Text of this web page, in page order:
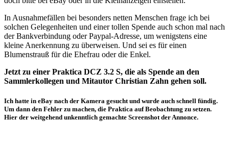
In Ausnahmefällen bei besonders netten Menschen frage ich bei
solchen Gelegenheiten und einer tollen Spende auch schon mal nach
der Bankverbindung oder Paypal-Adresse, um wenigstens eine
kleine Anerkennung zu überweisen. Und sei es für einen
Blumenstrauß für die Ehefrau oder die Enkel.
Jetzt zu einer Praktica DCZ 3.2 S, die als Spende an den
Sammlerkollegen und Mitautor Christian Zahn gehen soll.
Ich hatte in eBay nach der Kamera gesucht und wurde auch schnell fündig.
Um dann den Fehler zu machen, die Praktica auf Beobachtung zu setzen.
Hier der weitgehend unkenntlich gemachte Screenshot der Annonce.